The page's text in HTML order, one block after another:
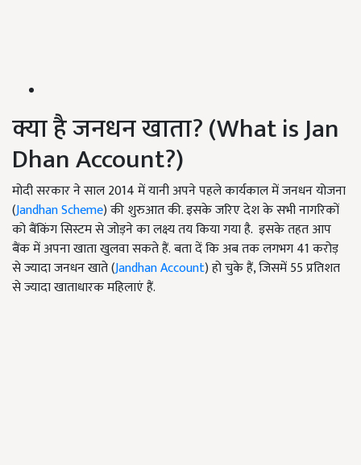
क्या है जनधन खाता? (What is Jan
Dhan Account?)
मोदी सरकार ने साल 2014 में यानी अपने पहले कार्यकाल में जनधन योजना
(Jandhan Scheme) की शुरुआत की. इसके जरिए देश के सभी नागरिकों
को बैंकिंग सिस्टम से जोड़ने का लक्ष्य तय किया गया है. इसके तहत आप
बैंक में अपना खाता खुलवा सकते हैं. बता दें कि अब तक लगभग 41 करोड़
से ज्यादा जनधन खाते (Jandhan Account) हो चुके हैं, जिसमें 55 प्रतिशत
से ज्यादा खाताधारक महिलाएं हैं.